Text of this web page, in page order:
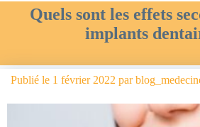
Quels sont les effets
implants
Publié le 1 février 2022 par